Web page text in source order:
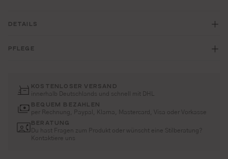
DETAILS
PFLEGE
KOSTENLOSER VERSAND
innerhalb Deutschlands und schnell mit DHL
BEQUEM BEZAHLEN
per Rechnung, Paypal, Klarna, Mastercard, Visa oder Vorkasse
BERATUNG
Du hast Fragen zum Produkt oder wünscht eine Stilberatung?
Kontaktiere uns